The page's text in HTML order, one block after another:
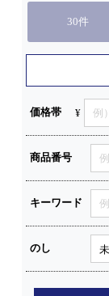
30件
価格帯 ¥
商品番号
キーワード
のし